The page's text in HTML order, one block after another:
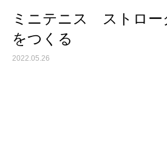
ミニテニス ストロー
をつくる
2022.05.26